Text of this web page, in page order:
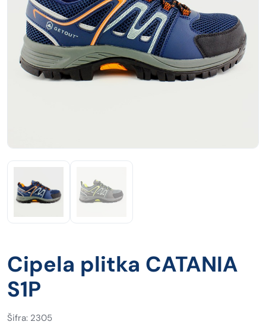
Cipela plitka CATANIA
S1P
Šifra: 2305